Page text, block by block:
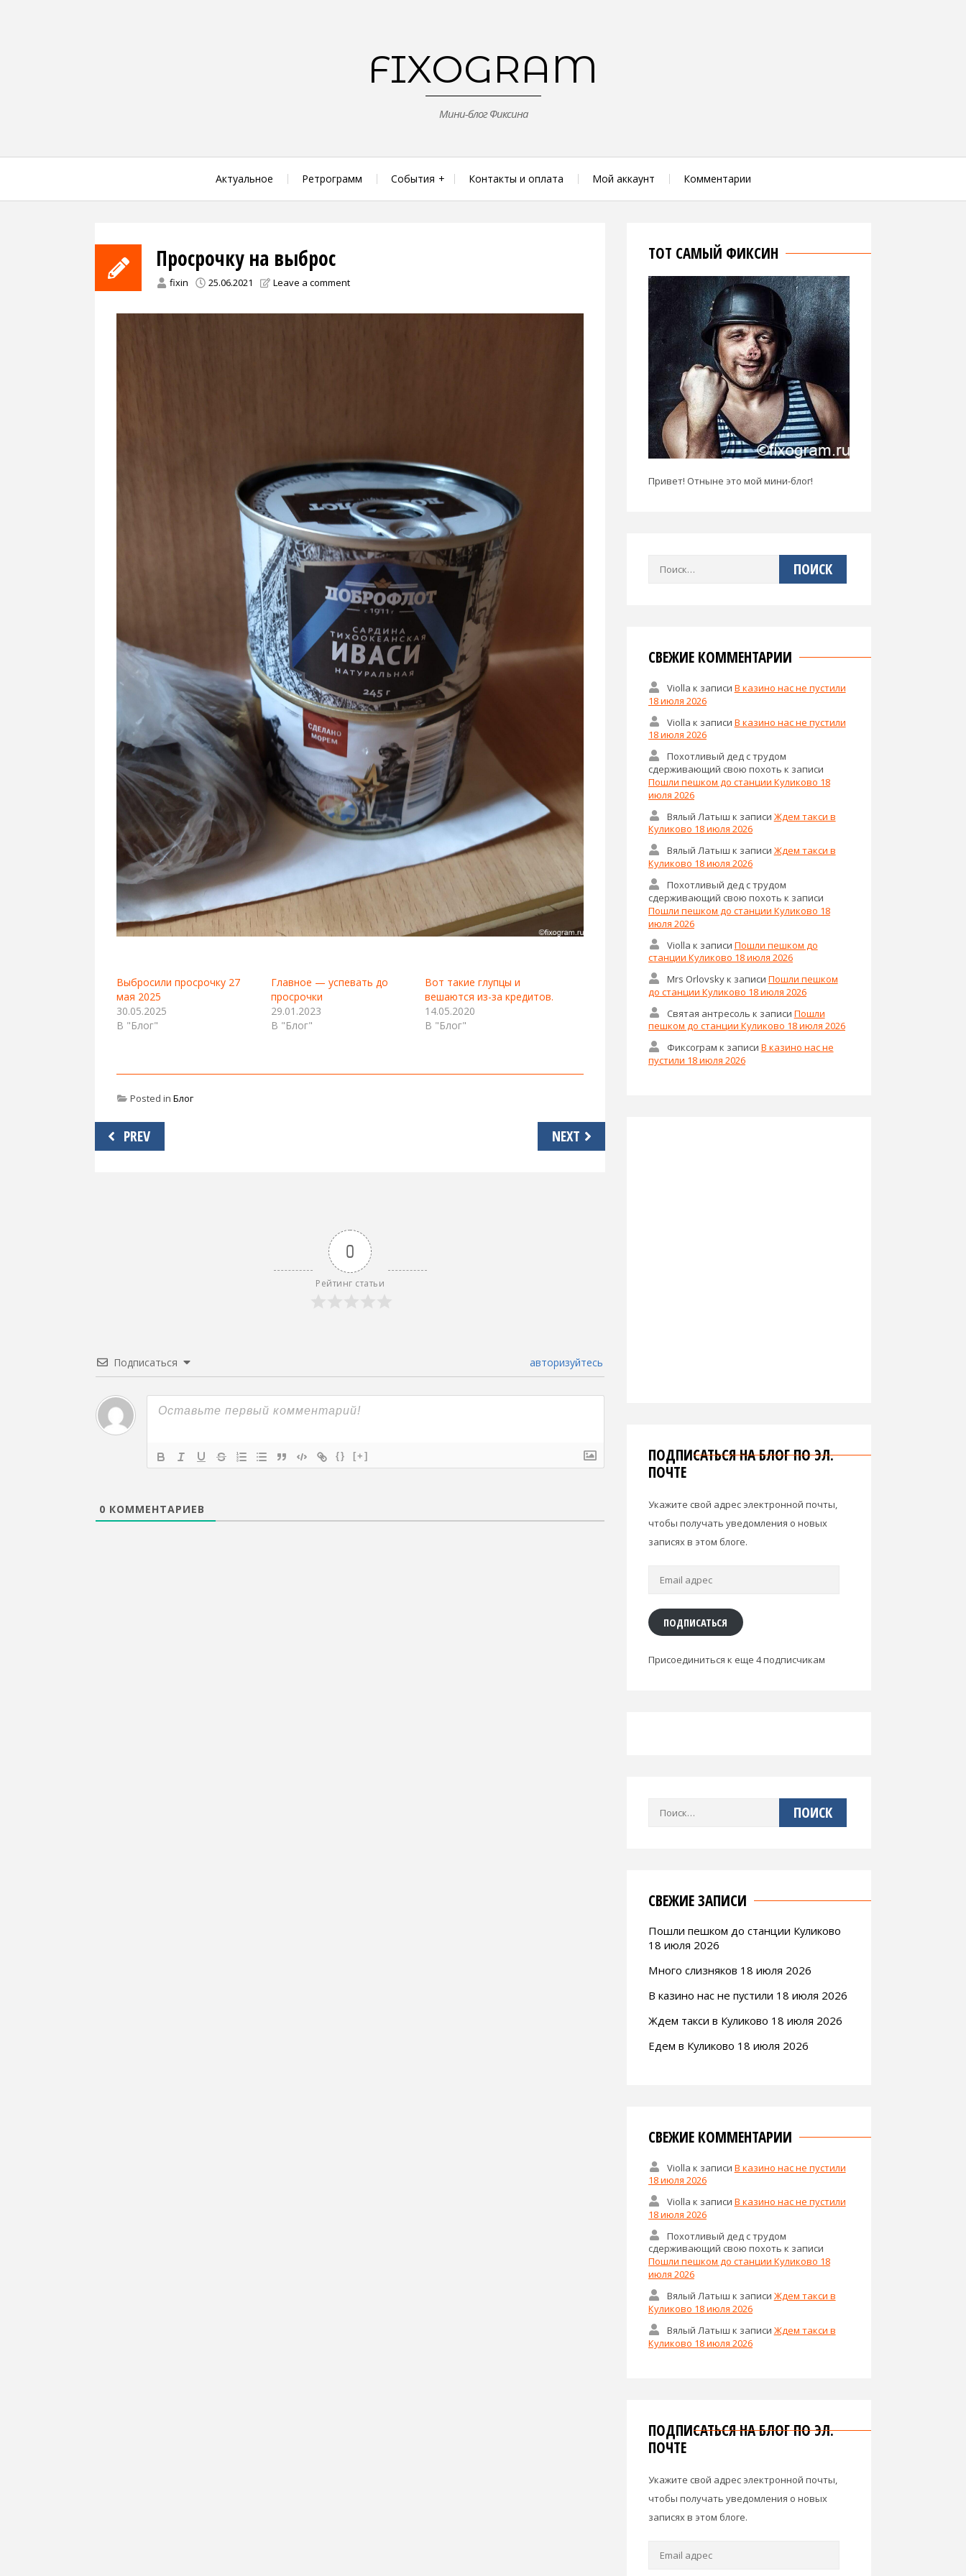
FIXOGRAM
Мини-блог Фиксина
Актуальное Ретрограмм События Контакты и оплата Мой аккаунт Комментарии
Просрочку на выброс
fixin 25.06.2021 Leave a comment
Выбросили просрочку 27
мая 2025
30.05.2025
В "Блог"
Главное — успевать до
просрочки
29.01.2023
В "Блог"
Вот такие глупцы и
вешаются из-за кредитов.
14.05.2020
В "Блог"
Posted in Блог
Навигация
по
PREV NEXT
0
Рейтинг статьи
Подписаться авторизуйтесь
{} [+]
0 КОММЕНТАРИЕВ
ТОТ САМЫЙ ФИКСИН
Привет! Отныне это мой мини-блог!
Найти:
СВЕЖИЕ КОММЕНТАРИИ
Violla к записи В казино нас не пустили
18 июля 2026
Violla к записи В казино нас не пустили
18 июля 2026
Похотливый дед с трудом
сдерживающий свою похоть к записи
Пошли пешком до станции Куликово 18
июля 2026
Вялый Латыш к записи Ждем такси в
Куликово 18 июля 2026
Вялый Латыш к записи Ждем такси в
Куликово 18 июля 2026
Похотливый дед с трудом
сдерживающий свою похоть к записи
Пошли пешком до станции Куликово 18
июля 2026
Violla к записи Пошли пешком до
станции Куликово 18 июля 2026
Mrs Оrlovskyк записи Пошли пешком
до станции Куликово 18 июля 2026
Святая антресоль к записи Пошли
пешком до станции Куликово 18 июля 2026
Фиксограм к записи В казино нас не
пустили 18 июля 2026
ПОДПИСАТЬСЯ НА БЛОГ ПО ЭЛ.
ПОЧТЕ
Укажите свой адрес электронной почты,
чтобы получать уведомления о новых
записях в этом блоге.
Email
ПОДПИСАТЬСЯ
Присоединиться к еще 4 подписчикам
СВЕЖИЕ ЗАПИСИ
Пошли пешком до станции Куликово
18 июля 2026
Много слизняков 18 июля 2026
В казино нас не пустили 18 июля 2026
Ждем такси в Куликово 18 июля 2026
Едем в Куликово 18 июля 2026
СВЕЖИЕ КОММЕНТАРИИ
Violla к записи В казино нас не пустили
18 июля 2026
Violla к записи В казино нас не пустили
18 июля 2026
Похотливый дед с трудом
сдерживающий свою похоть к записи
Пошли пешком до станции Куликово 18
июля 2026
Вялый Латыш к записи Ждем такси в
Куликово 18 июля 2026
Вялый Латыш к записи Ждем такси в
Куликово 18 июля 2026
ПОДПИСАТЬСЯ НА БЛОГ ПО ЭЛ.
ПОЧТЕ
Укажите свой адрес электронной почты,
чтобы получать уведомления о новых
записях в этом блоге.